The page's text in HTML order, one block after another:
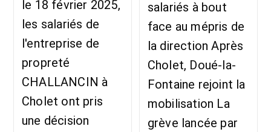
salariés à bout
face au mépris de
la direction Après
Cholet, Doué-la-
Fontaine rejoint la
mobilisation La
grève lancée par
le 18 février 2025,
les salariés de
l'entreprise de
propreté
CHALLANCIN à
Cholet ont pris
une décision